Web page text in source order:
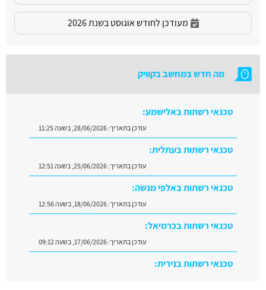
מעודכן לחודש אוגוסט בשנת 2026
מה חדש במחשב בקוויק
טכנאי רשתות באלישמע:
עודכן בתאריך:28/06/2026, בשעה 11:25
טכנאי רשתות בעתלית:
עודכן בתאריך:25/06/2026, בשעה 12:51
טכנאי רשתות באלפי מנשה:
עודכן בתאריך:18/06/2026, בשעה 12:56
טכנאי רשתות בכרמיאל:
עודכן בתאריך:17/06/2026, בשעה 09:12
טכנאי רשתות בנירית: